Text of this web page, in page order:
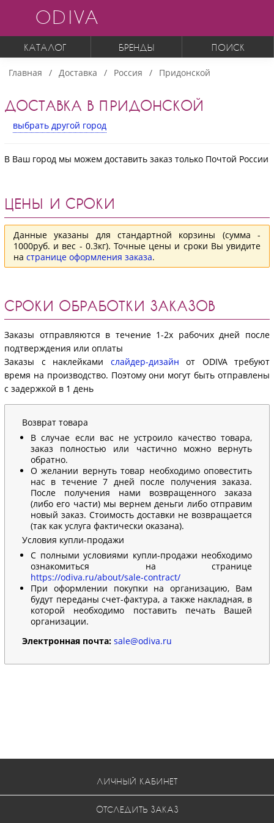
ODIVA
КАТАЛОГ БРЕНДЫ ПОИСК
Главная Доставка Россия Придонской
ДОСТАВКА В ПРИДОНСКОЙ
выбрать другой город
В Ваш город мы можем доставить заказ только Почтой России
ЦЕНЫ И СРОКИ
Данные указаны для стандартной корзины (сумма -
1000руб. и вес - 0.3кг). Точные цены и сроки Вы увидите
на странице оформления заказа.
СРОКИ ОБРАБОТКИ ЗАКАЗОВ
Заказы отправляются в течение 1-2х рабочих дней после
подтверждения или оплаты
Заказы с наклейками слайдер-дизайн от ODIVA требуют
время на производство. Поэтому они могут быть отправлены
с задержкой в 1 день
Возврат товара
В случае если вас не устроило качество товара,
заказ полностью или частично можно вернуть
обратно.
О желании вернуть товар необходимо оповестить
нас в течение 7 дней после получения заказа.
После получения нами возвращенного заказа
(либо его части) мы вернем деньги либо отправим
новый заказ. Стоимость доставки не возвращается
(так как услуга фактически оказана).
Условия купли-продажи
С полными условиями купли-продажи необходимо
ознакомиться на странице
https://odiva.ru/about/sale-contract/
При оформлении покупки на организацию, Вам
будут переданы счет-фактура, а также накладная, в
которой необходимо поставить печать Вашей
организации.
Электронная почта: sale@odiva.ru
ЛИЧНЫЙ КАБИНЕТ
ОТСЛЕДИТЬ ЗАКАЗ